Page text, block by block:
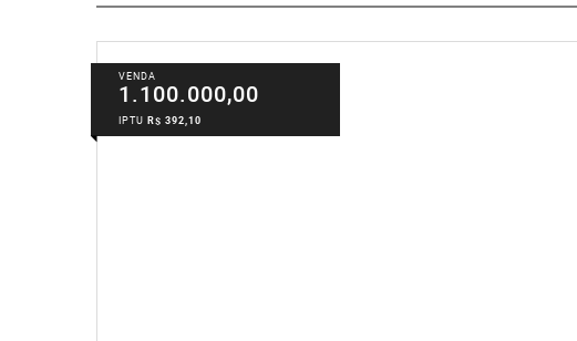
VENDA
1.100.000,00
IPTU R$ 392,10